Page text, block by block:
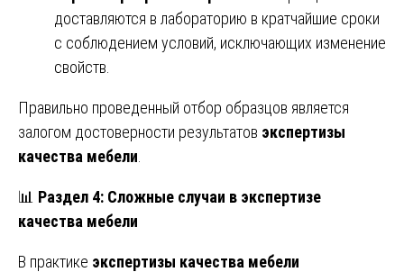
доставляются в лабораторию в кратчайшие сроки
с соблюдением условий, исключающих изменение
свойств.
Правильно проведенный отбор образцов является
залогом достоверности результатов экспертизы
качества мебели
📊 Раздел 4: Сложные случаи в экспертизе
качества мебели
В практике экспертизы качества мебели